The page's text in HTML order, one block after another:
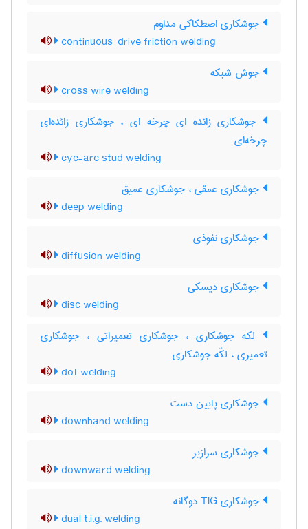
جوشکاری اصطکاکی مداوم
continuous-drive friction welding
جوش شبکه
cross wire welding
جوشکاری زائده ای چرخه ای ، جوشکاری زائده‌ای
چرخه‌ای
cyc-arc stud welding
جوشکاری عمقی ، جوشکاری عمیق
deep welding
جوشکاری نفوذی
diffusion welding
جوشکاری دیسکی
disc welding
لکه جوشکاری ، جوشکاری تعمیراتی ، جوشکاری
تعمیری ، لکّه جوشکاری
dot welding
جوشکاری پایین دست
downhand welding
جوشکاری سرازیر
downward welding
جوشکاری TIG دوگانه
dual t.i.g. welding